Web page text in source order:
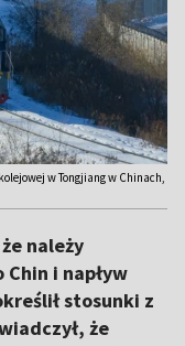
w Tongjiang w Chinach,
należy
i napływ
stosunki z
że